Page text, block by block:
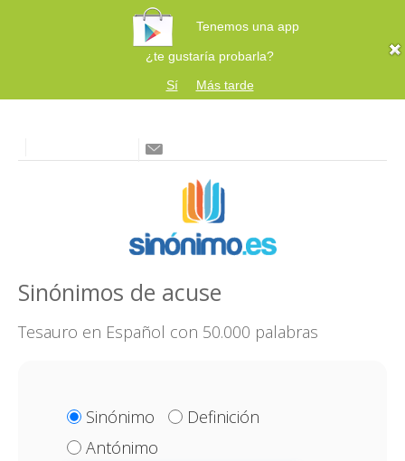
Tenemos una app
¿te gustaría probarla?
Sí
Más tarde
Sinónimos de acuse
Tesauro en Español con 50.000 palabras
Sinónimo
Definición
Antónimo